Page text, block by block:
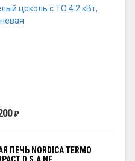
₽
NORDICA TERMO